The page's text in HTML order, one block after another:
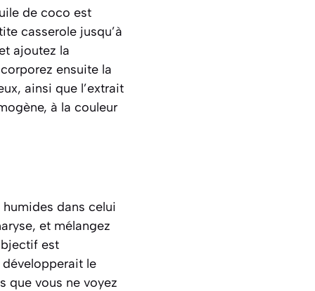
de coco est
casserole jusqu’à
ajoutez la
ensuite la
ainsi que l’extrait
à la couleur
humides dans celui
, et mélangez
est
le
que vous ne voyez